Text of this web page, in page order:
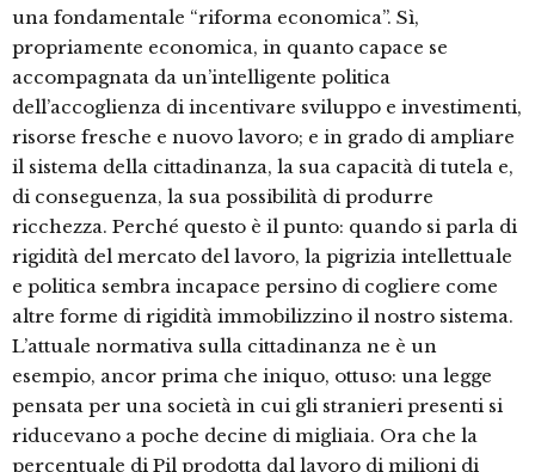
una fondamentale “riforma economica”. Sì,
propriamente economica, in quanto capace se
accompagnata da un’intelligente politica
dell’accoglienza di incentivare sviluppo e investimenti,
risorse fresche e nuovo lavoro; e in grado di ampliare
il sistema della cittadinanza, la sua capacità di tutela e,
di conseguenza, la sua possibilità di produrre
ricchezza. Perché questo è il punto: quando si parla di
rigidità del mercato del lavoro, la pigrizia intellettuale
e politica sembra incapace persino di cogliere come
altre forme di rigidità immobilizzino il nostro sistema.
L’attuale normativa sulla cittadinanza ne è un
esempio, ancor prima che iniquo, ottuso: una legge
pensata per una società in cui gli stranieri presenti si
riducevano a poche decine di migliaia. Ora che la
percentuale di Pil prodotta dal lavoro di milioni di